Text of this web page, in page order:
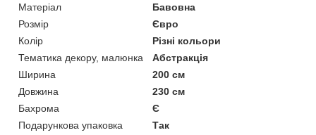
Матеріал
Бавовна
Розмір
Євро
Колір
Різні кольори
Тематика декору, малюнка
Абстракція
Ширина
200 см
Довжина
230 см
Бахрома
Є
Подарункова упаковка
Так